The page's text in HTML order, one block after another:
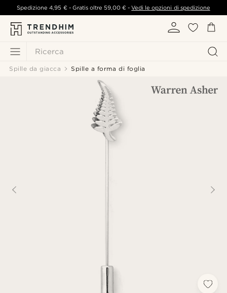
Ricerca
Spedizione4,95 €- Gratis oltre 59,00 € -Vedi le opzioni di spedizione
Spille da giacca Spille a forma di foglia